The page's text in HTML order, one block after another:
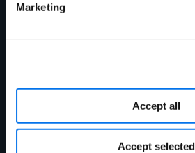
Marketing
Accept all
Accept selected